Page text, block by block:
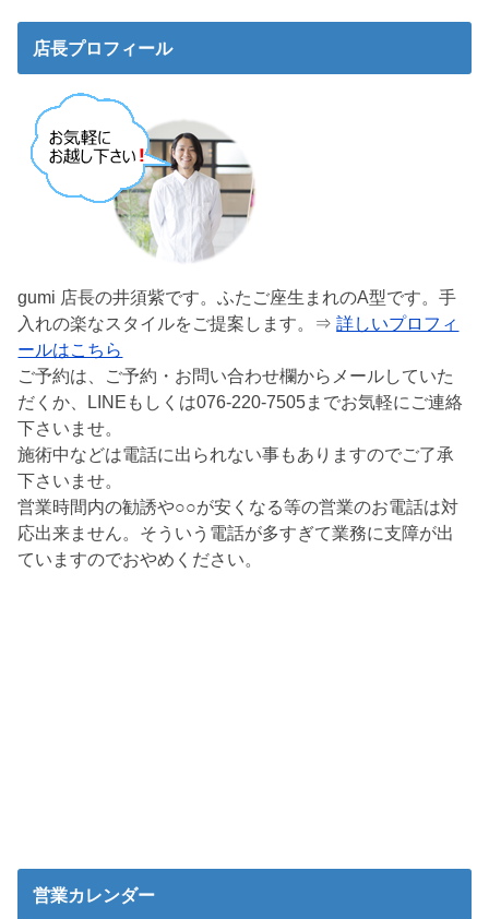
店長プロフィール
gumi 店長の井須紫です。ふたご座生まれのA型です。手
入れの楽なスタイルをご提案します。⇒詳しいプロフィ
ールはこちら
ご予約は、ご予約・お問い合わせ欄からメールしていた
だくか、LINEもしくは076-220-7505までお気軽にご連絡
下さいませ。
施術中などは電話に出られない事もありますのでご了承
下さいませ。
営業時間内の勧誘や○○が安くなる等の営業のお電話は対
応出来ません。そういう電話が多すぎて業務に支障が出
ていますのでおやめください。
営業カレンダー